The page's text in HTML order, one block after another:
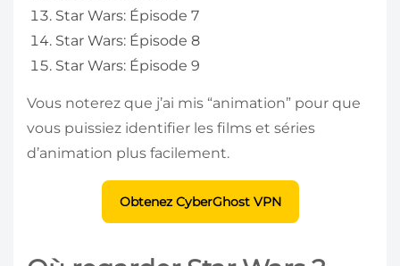
Star Wars: Épisode 7
Star Wars: Épisode 8
Star Wars: Épisode 9
Vous noterez que j’ai mis “animation” pour que
vous puissiez identifier les films et séries
d’animation plus facilement.
Obtenez CyberGhost VPN